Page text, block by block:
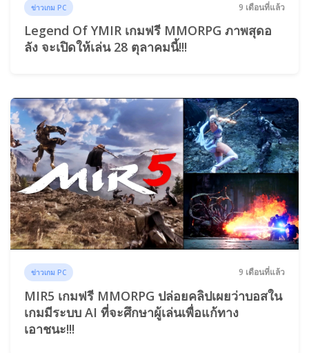
ข่าวเกม PC 9 เดือนที่แล้ว
Legend Of YMIR เกมฟรี MMORPG ภาพสุดอ
ลัง จะเปิดให้เล่น 28 ตุลาคมนี้!!!
ข่าวเกม PC 9 เดือนที่แล้ว
MIR5 เกมฟรี MMORPG ปล่อยคลิปเผยว่าบอสใน
เกมมีระบบ AI ที่จะศึกษาผู้เล่นเพื่อแก้ทาง
เอาชนะ!!!